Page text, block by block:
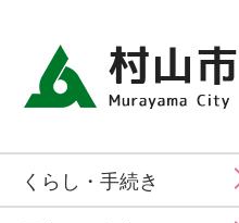
くらし・手続き